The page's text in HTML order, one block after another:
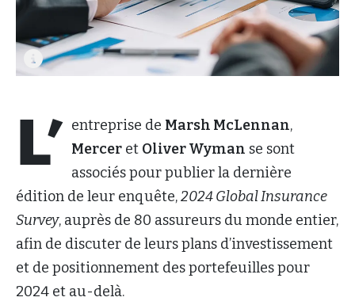
L’ entreprise de Marsh McLennan,
Mercer et Oliver Wyman se sont
associés pour publier la dernière
édition de leur enquête,2024 Global Insurance
Survey, auprès de 80 assureurs du monde entier,
afin de discuter de leurs plans d’investissement
et de positionnement des portefeuilles pour
2024 et au-delà.